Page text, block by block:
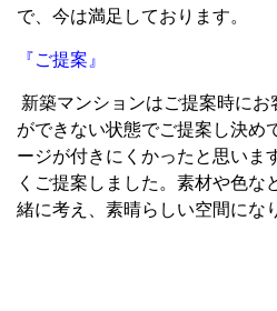
で、今は満足しております。
『ご提案』
新築マンションはご提案時にお
ができない状態でご提案し決め
ージが付きにくかったと思いま
くご提案しました。素材や色な
緒に考え、素晴らしい空間にな